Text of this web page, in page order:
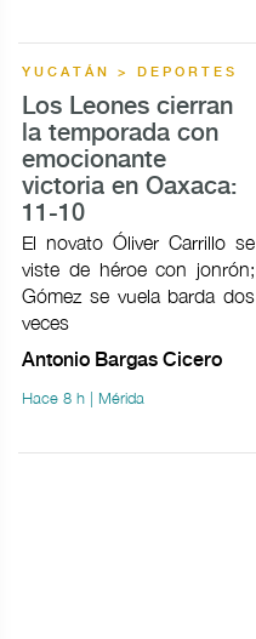
YUCATÁN > DEPORTES
Los Leones cierran
la temporada con
emocionante
victoria en Oaxaca:
11-10
El novato Óliver Carrillo se
viste de héroe con jonrón;
Gómez se vuela barda dos
veces
Antonio Bargas Cicero
Hace 8 h | Mérida